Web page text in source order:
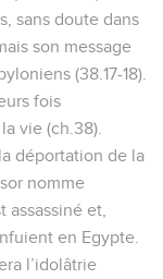
sans doute dans
son message
(38.17-18).
fois
vie (ch.38).
déportation de la
nomme
et,
en Egypte.
l’idolâtrie